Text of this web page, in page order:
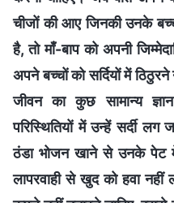
चीजों की आए जिनकी उनके
है, तो माँ-बाप को अपनी
अपने बच्चों को सर्दियों में
जीवन का कुछ सामान्य
परिस्थितियों में उन्हें सर्दी लग
ठंडा भोजन खाने से उनके पेट
लापरवाही से खुद को हवा नहीं